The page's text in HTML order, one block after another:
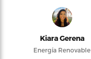
Kiara Gerena
Energía Renovable